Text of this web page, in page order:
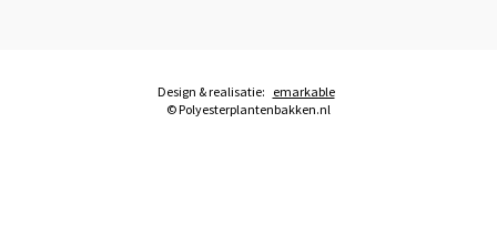
© Polyesterplantenbakken.nl
Design & realisatie: emarkable